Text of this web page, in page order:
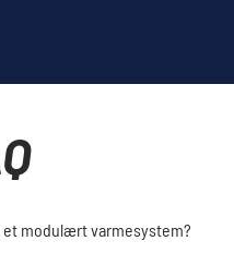
et modulært varmesystem?